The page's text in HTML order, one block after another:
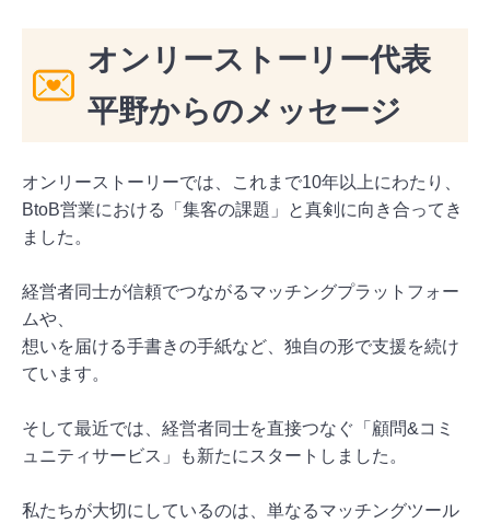
オンリーストーリー代表
平野からのメッセージ
オンリーストーリーでは、これまで10年以上にわたり、
BtoB営業における「集客の課題」と真剣に向き合ってき
ました。
経営者同士が信頼でつながるマッチングプラットフォー
ムや、
想いを届ける手書きの手紙など、独自の形で支援を続け
ています。
そして最近では、経営者同士を直接つなぐ「顧問&コミ
ュニティサービス」も新たにスタートしました。
私たちが大切にしているのは、単なるマッチングツール